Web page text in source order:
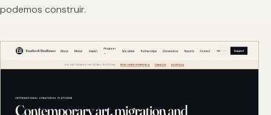
podemos construir.